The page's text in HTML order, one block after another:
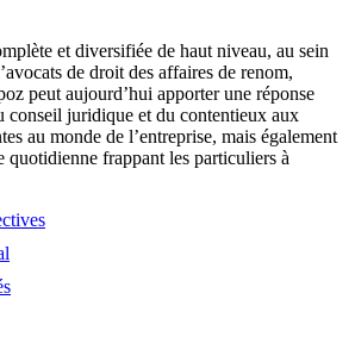
et diversifiée de haut niveau, au sein
de droit des affaires de renom,
peut aujourd’hui apporter une réponse
conseil juridique et du contentieux aux
au monde de l’entreprise, mais également
frappant les particuliers à